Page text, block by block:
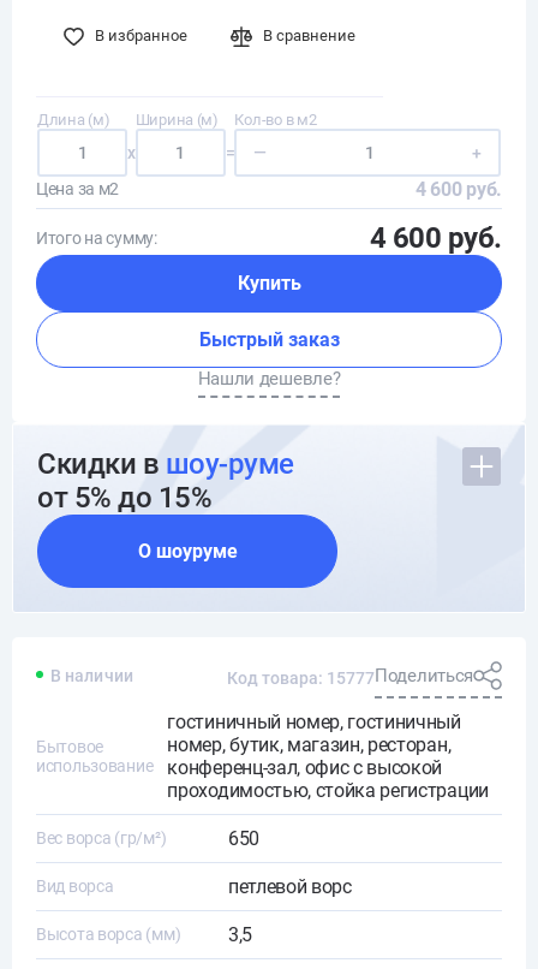
В избранное В сравнение
Длина (м)
x
Ширина (м)
=
Кол-во в м2
—
+
Цена за м2
4 600 руб.
Итого на сумму: 4 600 руб.
Купить
Быстрый заказ
Нашли дешевле?
Скидки в шоу-руме
от 5% до 15%
О шоуруме
В наличии Код товара: 15777Поделиться
Бытовое
использование
гостиничный номер, гостиничный
номер, бутик, магазин, ресторан,
конференц-зал, офис с высокой
проходимостью, стойка регистрации
Вес ворса (гр/м²) 650
Вид ворса петлевой ворс
Высота ворса (мм) 3,5